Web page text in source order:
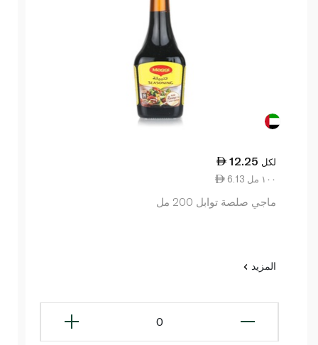
12.25 لكل
6.13 ١٠٠ مل
ماجي صلصة توابل 200 مل
المزيد
0